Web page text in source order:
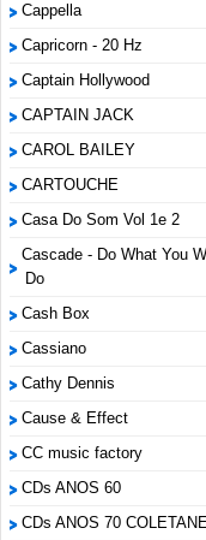
Cappella
Capricorn - 20 Hz
Captain Hollywood
CAPTAIN JACK
CAROL BAILEY
CARTOUCHE
Casa Do Som Vol 1e 2
Cascade - Do What You
Do
Cash Box
Cassiano
Cathy Dennis
Cause & Effect
CC music factory
CDs ANOS 60
CDs ANOS 70